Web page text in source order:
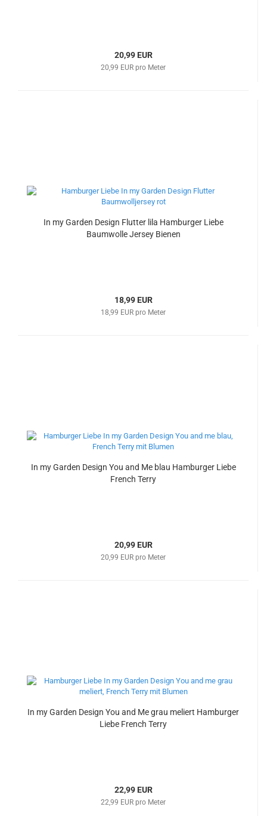
20,99 EUR
20,99 EUR pro Meter
In my Garden Design Flutter lila Hamburger Liebe
Baumwolle Jersey Bienen
18,99 EUR
18,99 EUR pro Meter
In my Garden Design You and Me blau Hamburger Liebe
French Terry
20,99 EUR
20,99 EUR pro Meter
In my Garden Design You and Me grau meliert Hamburger
Liebe French Terry
22,99 EUR
22,99 EUR pro Meter